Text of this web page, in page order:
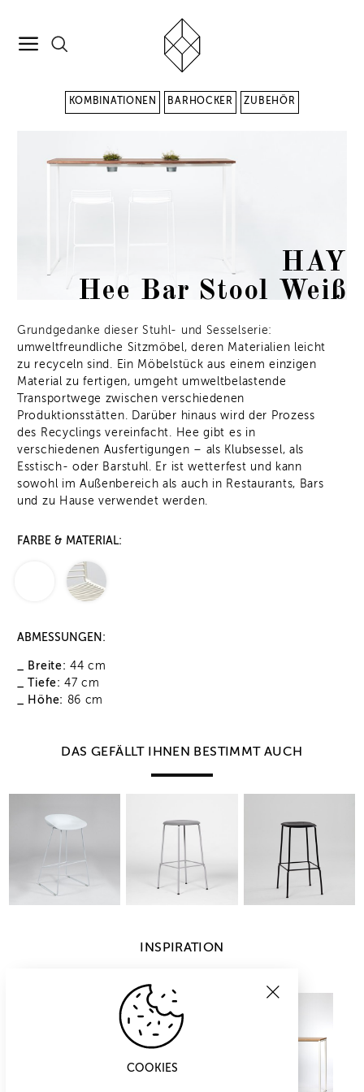
KOMBINATIONEN BARHOCKER ZUBEHÖR
HAY
Hee Bar Stool Weiß
Grundgedanke dieser Stuhl- und Sesselserie:
umweltfreundliche Sitzmöbel, deren Materialien leicht
zu recyceln sind. Ein Möbelstück aus einem einzigen
Material zu fertigen, umgeht umweltbelastende
Transportwege zwischen verschiedenen
Produktionsstätten. Darüber hinaus wird der Prozess
des Recyclings vereinfacht. Hee gibt es in
verschiedenen Ausfertigungen – als Klubsessel, als
Esstisch- oder Barstuhl. Er ist wetterfest und kann
sowohl im Außenbereich als auch in Restaurants, Bars
und zu Hause verwendet werden.
FARBE & MATERIAL:
ABMESSUNGEN:
_ Breite: 44 cm
_ Tiefe: 47 cm
_ Höhe: 86 cm
DAS GEFÄLLT IHNEN BESTIMMT AUCH
INSPIRATION
COOKIES